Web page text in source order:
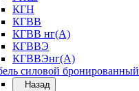
КГН
КГВВ
КГВВ нг(А)
КГВВЭ
КГВВЭнг(А)
силовой бронированный
Назад